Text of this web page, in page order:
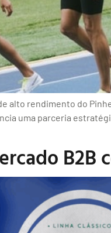
alto rendimento do
uma parceria
B2B